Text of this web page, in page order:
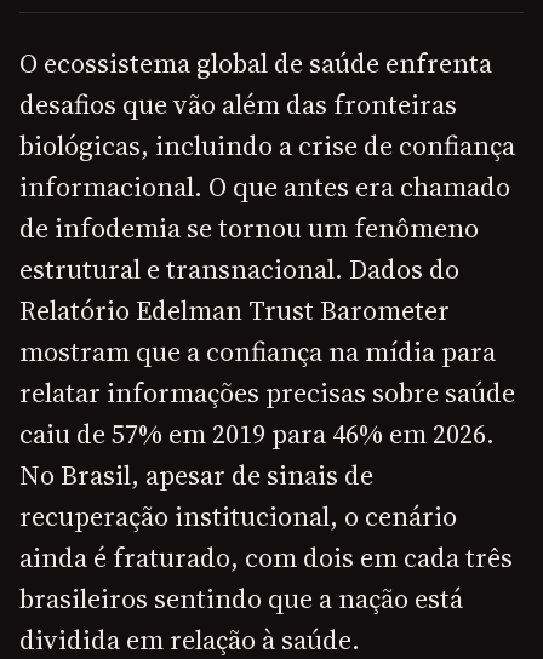
O ecossistema global de saúde enfrenta
desafios que vão além das fronteiras
biológicas, incluindo a crise de confiança
informacional. O que antes era chamado
de infodemia se tornou um fenômeno
estrutural e transnacional. Dados do
Relatório Edelman Trust Barometer
mostram que a confiança na mídia para
relatar informações precisas sobre saúde
caiu de 57% em 2019 para 46% em 2026.
No Brasil, apesar de sinais de
recuperação institucional, o cenário
ainda é fraturado, com dois em cada três
brasileiros sentindo que a nação está
dividida em relação à saúde.